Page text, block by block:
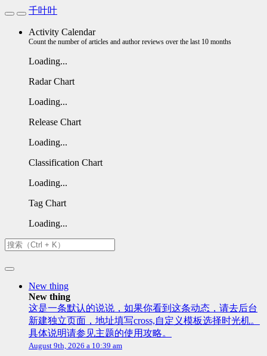
千叶叶
Activity Calendar
Count the number of articles and author reviews over the last 10 months
Loading...
Radar Chart
Loading...
Release Chart
Loading...
Classification Chart
Loading...
Tag Chart
Loading...
New thing
New thing
这是一条默认的说说，如果你看到这条动态，请去后台
新建独立页面，地址填写cross,自定义模板选择时光机。
具体说明请参见主题的使用攻略。
August 9th, 2026 a 10:39 am